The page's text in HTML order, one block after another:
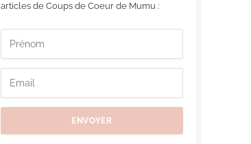
articles de Coups de Coeur de Mumu :